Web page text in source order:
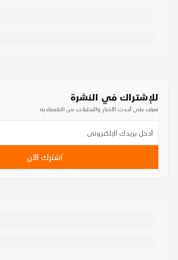
للإشتراك في النشرة
تعرف على أحدث الأخبار والتحليلات من الاقتصادية
اشترك الآن